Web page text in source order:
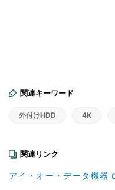
関連キーワード
外付けHDD 4K
関連リンク
アイ・オー・データ機器